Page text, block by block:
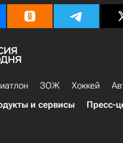
ЗОЖ Хоккей
и сервисы Пресс-